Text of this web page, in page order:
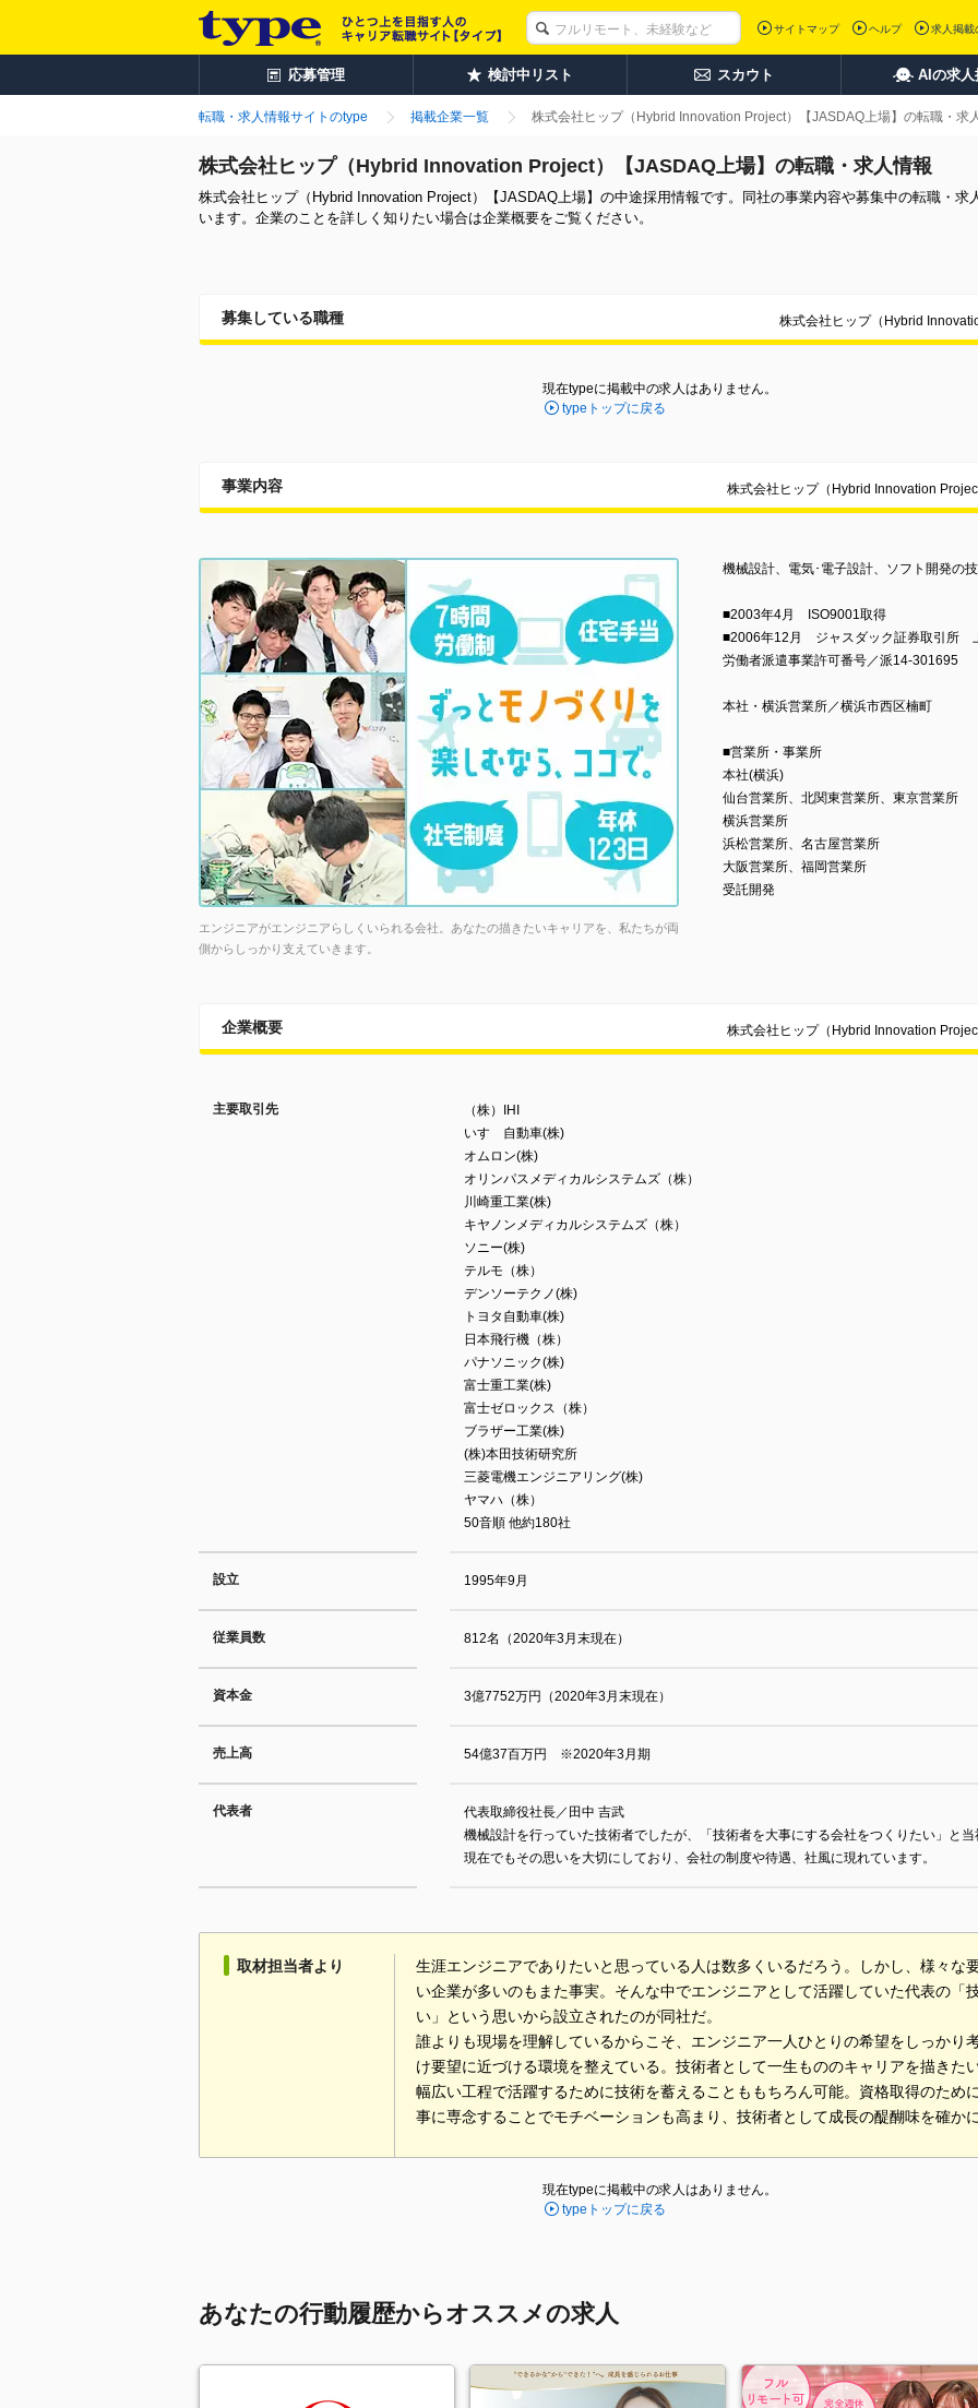
サイトマップ ヘルプ 求人掲載
応募管理 検討中リスト スカウト AIの求人
転職・求人情報サイトのtype 掲載企業一覧 株式会社ヒップ（Hybrid Innovation Project）【JASDAQ上場】の転職・求
株式会社ヒップ（Hybrid Innovation Project）【JASDAQ上場】の転職・求人情報
株式会社ヒップ（Hybrid Innovation Project）【JASDAQ上場】の中途採用情報です。同社の事業内容や募集中の転職・求
います。企業のことを詳しく知りたい場合は企業概要をご覧ください。
募集している職種 株式会社ヒップ（Hybrid
現在typeに掲載中の求人はありません。
typeトップに戻る
事業内容 株式会社ヒップ（Hybrid Innovation
エンジニアがエンジニアらしくいられる会社。あなたの描きたいキャリアを、私たちが両
側からしっかり支えていきます。
機械設計、電気･電子設計、ソフト開発の
■2003年4月 ISO9001取得
■2006年12月 ジャスダック証券取引所
労働者派遣事業許可番号／派14-301695
本社・横浜営業所／横浜市西区楠町
■営業所・事業所
本社(横浜)
仙台営業所、北関東営業所、東京営業所
横浜営業所
浜松営業所、名古屋営業所
大阪営業所、福岡営業所
受託開発
企業概要 株式会社ヒップ（Hybrid Innovation
主要取引先
（株）IHI
いすゞ自動車(株)
オムロン(株)
オリンパスメディカルシステムズ（株）
川崎重工業(株)
キヤノンメディカルシステムズ（株）
ソニー(株)
テルモ（株）
デンソーテクノ(株)
トヨタ自動車(株)
日本飛行機（株）
パナソニック(株)
富士重工業(株)
富士ゼロックス（株）
ブラザー工業(株)
(株)本田技術研究所
三菱電機エンジニアリング(株)
ヤマハ（株）
50音順 他約180社
設立 1995年9月
従業員数 812名（2020年3月末現在）
資本金 3億7752万円（2020年3月末現在）
売上高 54億37百万円 ※2020年3月期
代表者
代表取締役社長／田中 吉武
機械設計を行っていた技術者でしたが、「技術者を大事にする会社をつくりたい」と当
現在でもその思いを大切にしており、会社の制度や待遇、社風に現れています。
取材担当者より
生涯エンジニアでありたいと思っている人は数多くいるだろう。しかし、様々な
い企業が多いのもまた事実。そんな中でエンジニアとして活躍していた代表の「
い」という思いから設立されたのが同社だ。
誰よりも現場を理解しているからこそ、エンジニア一人ひとりの希望をしっかり
け要望に近づける環境を整えている。技術者として一生もののキャリアを描きた
幅広い工程で活躍するために技術を蓄えることももちろん可能。資格取得のため
事に専念することでモチベーションも高まり、技術者として成長の醍醐味を確か
現在typeに掲載中の求人はありません。
typeトップに戻る
あなたの行動履歴からオススメの求人